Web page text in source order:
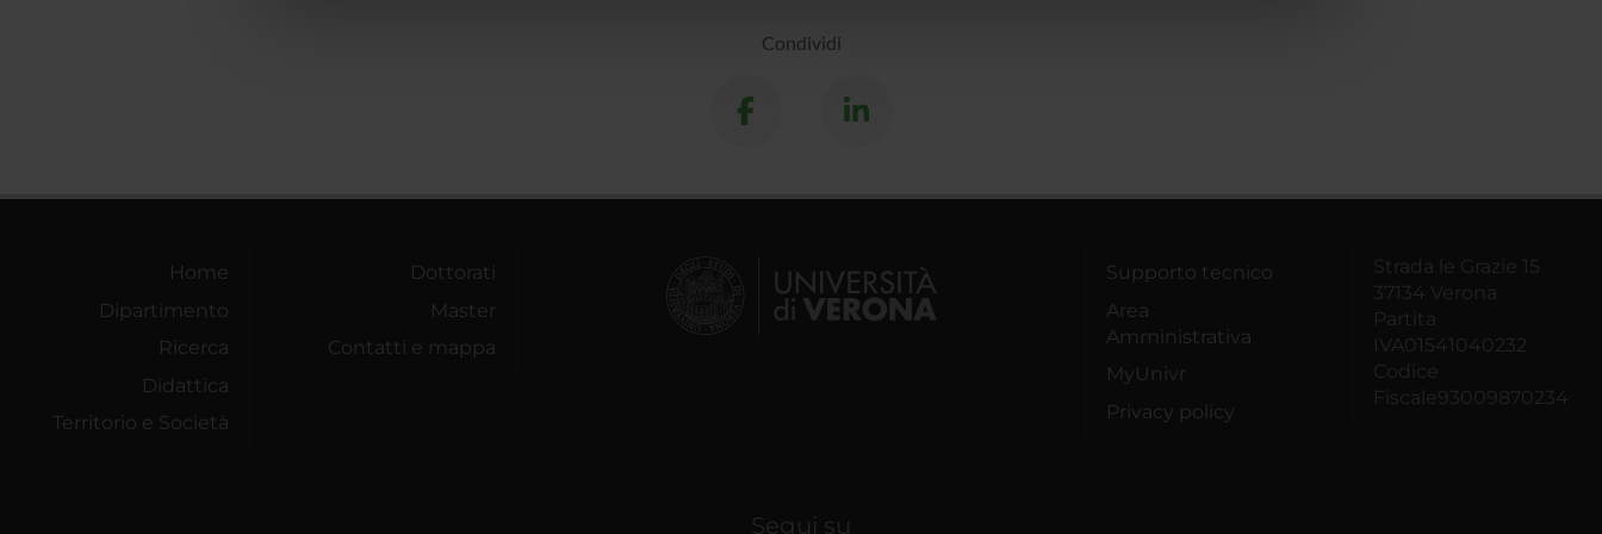
Condividi
Home
Dipartimento
Ricerca
Didattica
Territorio e Società
Dottorati
Master
Contatti e mappa
Supporto tecnico
Area
Amministrativa
MyUnivr
Privacy policy
Strada le Grazie 15
37134 Verona
Partita
IVA01541040232
Codice
Fiscale93009870234
Segui su